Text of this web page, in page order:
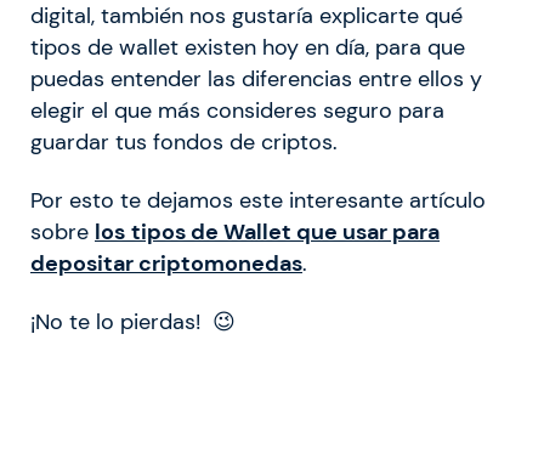
digital, también nos gustaría explicarte qué
tipos de wallet existen hoy en día, para que
puedas entender las diferencias entre ellos y
elegir el que más consideres seguro para
guardar tus fondos de criptos.
Por esto te dejamos este interesante artículo
sobre los tipos de Wallet que usar para
depositar criptomonedas.
¡No te lo pierdas! 😉